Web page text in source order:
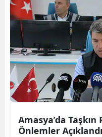
Amasya’da Taşkın
Önlemler Açıklandı